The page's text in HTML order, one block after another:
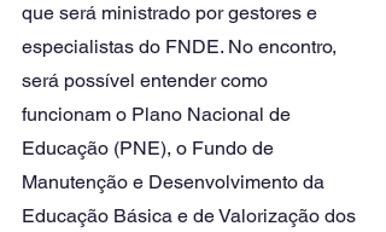
que será ministrado por gestores e
especialistas do FNDE. No encontro,
será possível entender como
funcionam o Plano Nacional de
Educação (PNE), o Fundo de
Manutenção e Desenvolvimento da
Educação Básica e de Valorização dos